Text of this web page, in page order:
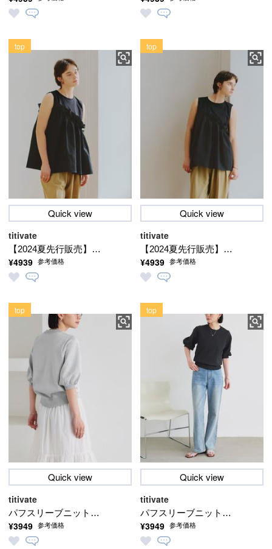
スリーブブラウス
スリーブブラウス
Quick view
【2024夏先行販売】★
ドッキングフリルノー
スリーブブラウス
titivate
¥4939 参考価格
top
Quick view
【2024夏先行販売】★
ドッキングフリルノー
スリーブブラウス
titivate
¥4939 参考価格
top
Quick view
パフスリーブニットト
ップス【メール便可／
100】
titivate
¥3949 参考価格
top
Quick view
パフスリーブニットト
ップス【メール便可／
100】
titivate
¥3949 参考価格
top